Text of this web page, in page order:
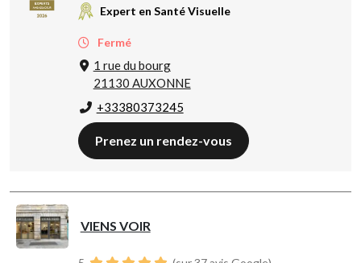
Expert en Santé Visuelle
Fermé
1 rue du bourg
21130 AUXONNE
+33380373245
Prenez un rendez-vous
VIENS VOIR